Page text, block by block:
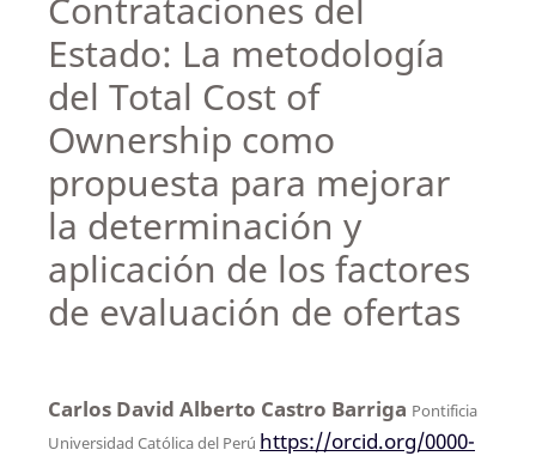
Contrataciones del
Estado: La metodología
del Total Cost of
Ownership como
propuesta para mejorar
la determinación y
aplicación de los factores
de evaluación de ofertas
Carlos David Alberto Castro Barriga Pontificia
Universidad Católica del Perú https://orcid.org/0000-